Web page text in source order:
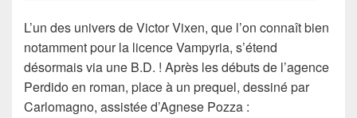
L’un des univers de Victor Vixen, que l’on connaît bien
notamment pour la licence Vampyria, s’étend
désormais via une B.D. ! Après les débuts de l’agence
Perdido en roman, place à un prequel, dessiné par
Carlomagno, assistée d’Agnese Pozza :